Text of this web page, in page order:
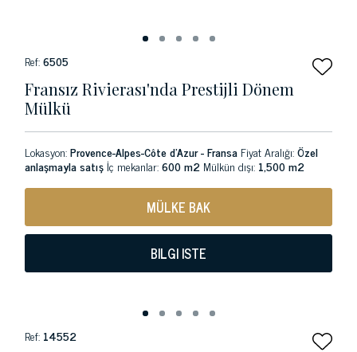
Ref:6505
Fransız Rivierası'nda Prestijli Dönem
Mülkü
Lokasyon:Provence-Alpes-Côte d'Azur - Fransa Fiyat Aralığı:Özel
anlaşmayla satış İç mekanlar:600 m2 Mülkün dışı: 1,500 m2
MÜLKE BAK
BILGI ISTE
Ref: 14552